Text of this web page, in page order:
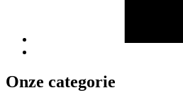
Onze categorie